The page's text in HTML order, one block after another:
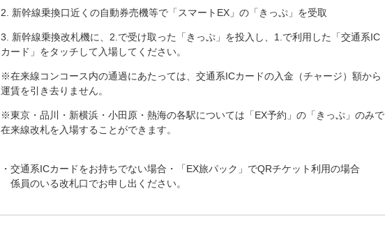
2. 新幹線乗換口近くの自動券売機等で「スマートEX」の「きっぷ」を受取
3. 新幹線乗換改札機に、2.で受け取った「きっぷ」を投入し、1.で利用した「交通系IC
カード」をタッチして入場してください。
※在来線コンコース内の通過にあたっては、交通系ICカードの入金（チャージ）額から
運賃を引き去りません。
※東京・品川・新横浜・小田原・熱海の各駅については「EX予約」の「きっぷ」のみで
在来線改札を入場することができます。
・交通系ICカードをお持ちでない場合・「EX旅パック」でQRチケット利用の場合
係員のいる改札口でお申し出ください。